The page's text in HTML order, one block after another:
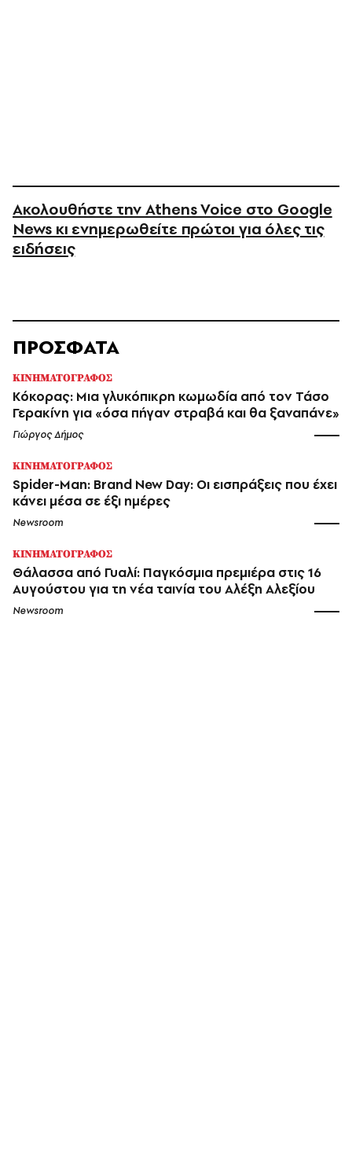
Ακολουθήστε την Athens Voice στο Google
News κι ενημερωθείτε πρώτοι για όλες τις
ειδήσεις
ΠΡΟΣΦΑΤΑ
ΚΙΝΗΜΑΤΟΓΡΑΦΟΣ
Κόκορας: Μια γλυκόπικρη κωμωδία από τον Τάσο
Γερακίνη για «όσα πήγαν στραβά και θα ξαναπάνε»
Γιώργος Δήμος
ΚΙΝΗΜΑΤΟΓΡΑΦΟΣ
Spider-Man: Brand New Day: Οι εισπράξεις που έχει
κάνει μέσα σε έξι ημέρες
Newsroom
ΚΙΝΗΜΑΤΟΓΡΑΦΟΣ
Θάλασσα από Γυαλί: Παγκόσμια πρεμιέρα στις 16
Αυγούστου για τη νέα ταινία του Αλέξη Αλεξίου
Newsroom